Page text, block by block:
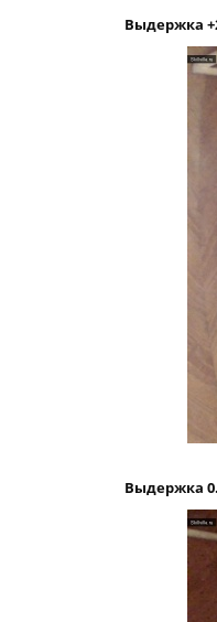
Выдержка
Выдержка